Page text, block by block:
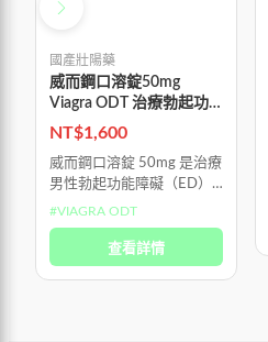
國產壯陽藥
威而鋼口溶錠50mg
Viagra ODT 治療勃起功
能障礙
NT$1,600
威而鋼口溶錠 50mg 是治療
男性勃起功能障礙（ED）
的專用口服藥物，並非荷爾
蒙製劑，也不是所謂的「春
藥」。 它的作用機轉是選
擇性放鬆陰莖海綿體中的血
#VIAGRA ODT
查看詳情